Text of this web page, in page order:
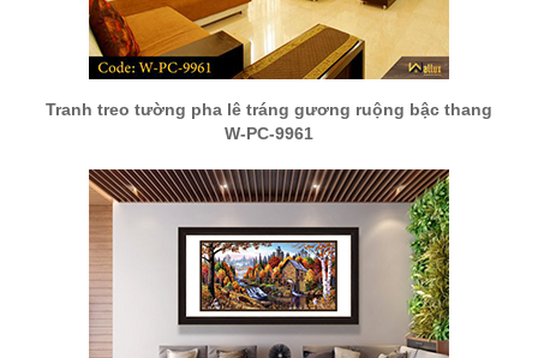
Tranh treo tường pha lê tráng gương ruộng bậc thang
W-PC-9961